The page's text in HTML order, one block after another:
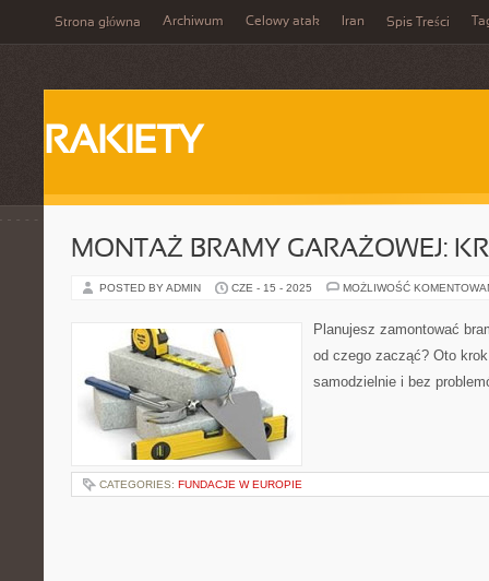
Strona główna Archiwum Celowy atak Iran Spis Treści
RAKIETY
MONTAŻ BRAMY GARAŻOWEJ:
POSTED BY ADMIN CZE - 15 - 2025 MOŻLIWOŚĆ
Planujesz zamontować
od czego zacząć? Oto
samodzielnie i bez
CATEGORIES: FUNDACJE W EUROPIE